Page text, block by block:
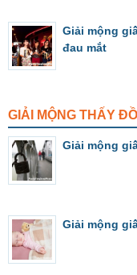
Giải mộng
đau mắt
GIẢI MỘNG THẤY
Giải mộng
Giải mộng